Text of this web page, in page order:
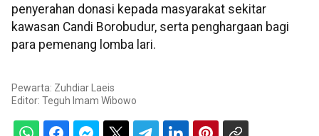
penyerahan donasi kepada masyarakat sekitar
kawasan Candi Borobudur, serta penghargaan bagi
para pemenang lomba lari.
Pewarta: Zuhdiar Laeis
Editor: Teguh Imam Wibowo